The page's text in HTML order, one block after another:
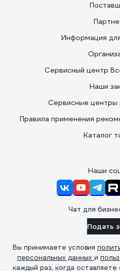
Информация
Сервисный центр
Наши
Сервисные центры
Правила применения
Каталог
Наши
Чат для
Подать
Вы принимаете условия
персональных данных и
каждый раз, когда